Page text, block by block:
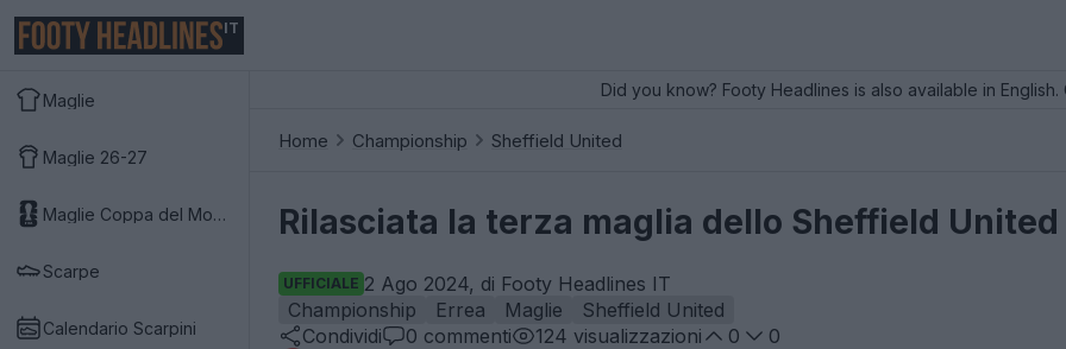
IT
Maglie
Maglie 26-27
Maglie Coppa del Mondo 2026
Scarpe
Calendario Scarpini
Did you know? Footy Headlines is also available in
Home Championship Sheffield United
Rilasciata la terza maglia dello Sheffield
UFFICIALE 2 Ago 2024, di Footy Headlines IT
Championship
Errea Maglie
Sheffield United
Condividi
0 commenti 124 visualizzazioni 0
0